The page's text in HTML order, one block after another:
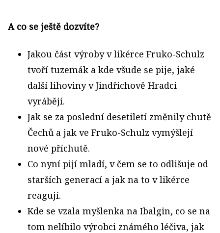
A co se ještě dozvíte?
Jakou část výroby v likérce Fruko-Schulz
tvoří tuzemák a kde všude se pije, jaké
další lihoviny v Jindřichově Hradci
vyrábějí.
Jak se za poslední desetiletí změnily chutě
Čechů a jak ve Fruko-Schulz vymýšlejí
nové příchutě.
Co nyní pijí mladí, v čem se to odlišuje od
starších generací a jak na to v likérce
reagují.
Kde se vzala myšlenka na Ibalgin, co se na
tom nelíbilo výrobci známého léčiva, jak